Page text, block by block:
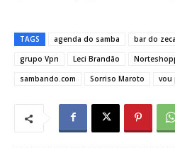
TAGS agenda do samba bar do
grupo Vpn
Leci Brandão
sambando.com
Sorriso Maroto vou